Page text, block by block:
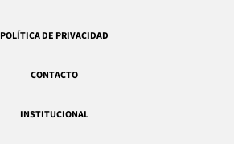
POLÍTICA DE PRIVACIDAD
CONTACTO
INSTITUCIONAL